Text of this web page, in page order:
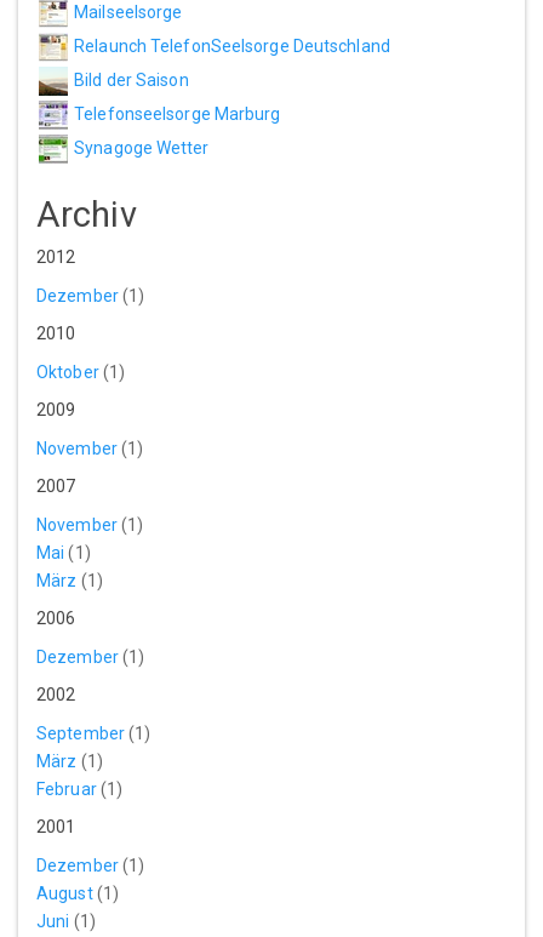
Mailseelsorge
Relaunch TelefonSeelsorge Deutschland
Bild der Saison
Telefonseelsorge Marburg
Synagoge Wetter
Archiv
2012
Dezember(1)
2010
Oktober(1)
2009
November(1)
2007
November(1)
Mai (1)
März (1)
2006
Dezember(1)
2002
September(1)
März (1)
Februar(1)
2001
Dezember(1)
August(1)
Juni (1)